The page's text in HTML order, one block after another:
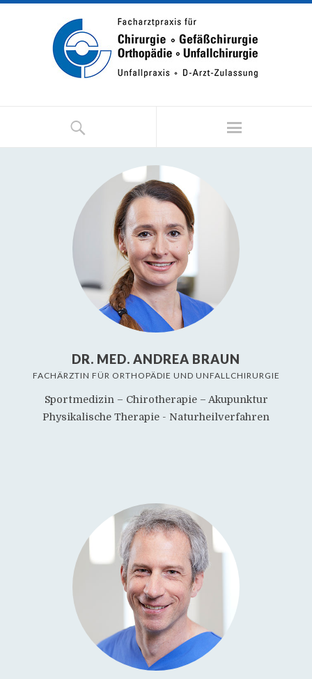
DR. MED. ANDREA BRAUN
FACHÄRZTIN FÜR ORTHOPÄDIE UND UNFALLCHIRURGIE
Sportmedizin – Chirotherapie – Akupunktur
Physikalische Therapie - Naturheilverfahren